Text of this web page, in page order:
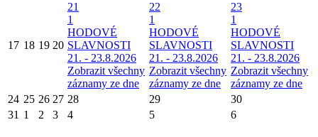
17 18 19 20
21
1
HODOVÉ
SLAVNOSTI
21. - 23.8.2026
Zobrazit všechny
záznamy ze dne
22
1
HODOVÉ
SLAVNOSTI
21. - 23.8.2026
Zobrazit všechny
záznamy ze dne
23
1
HODOVÉ
SLAVNOSTI
21. - 23.8.2026
Zobrazit všechny
záznamy ze dne
24 25 26 27 28 29
30
31 1 2 3 4 5 6